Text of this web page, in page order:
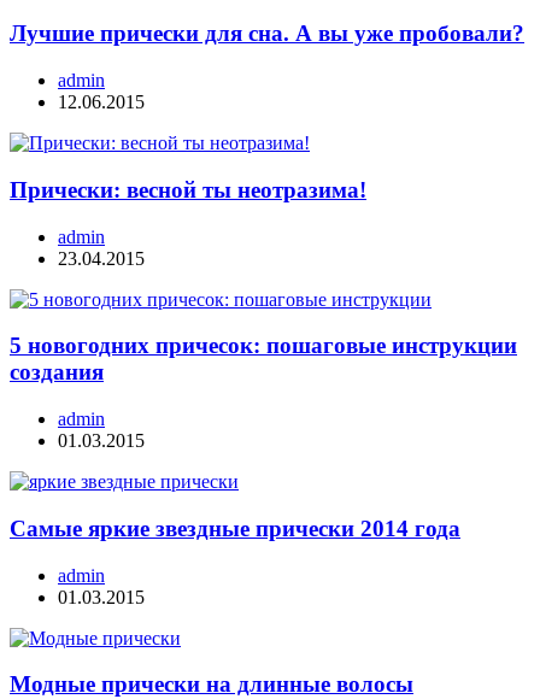
Лучшие прически для сна. А вы уже пробовали?
admin
12.06.2015
Прически: весной ты неотразима!
admin
23.04.2015
5 новогодних причесок: пошаговые инструкции
создания
admin
01.03.2015
Самые яркие звездные прически 2014 года
admin
01.03.2015
Модные прически на длинные волосы